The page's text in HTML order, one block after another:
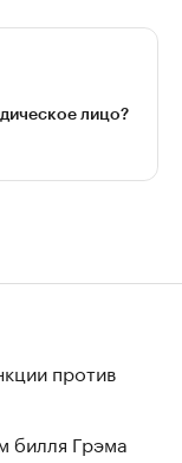
лицо?
против
билля Грэма